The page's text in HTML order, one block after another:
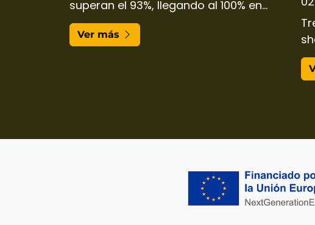
superan el 93%, llegando al 100% en
varias comarcas.
Ver más